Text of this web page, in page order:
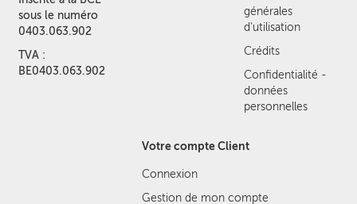
sous le numéro
0403.063.902
TVA :
BE0403.063.902
générales
d'utilisation
Crédits
Confidentialité -
données
personnelles
Votre compte Client
Connexion
Gestion de mon compte